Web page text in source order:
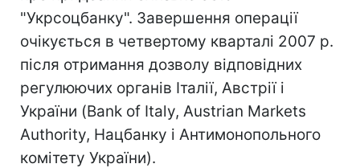
"Укрсоцбанку". Завершення операції
очікується в четвертому кварталі 2007 р.
після отримання дозволу відповідних
регулюючих органів Італії, Австрії і
України (Bank of Italy, Austrian Markets
Authority, Нацбанку і Антимонопольного
комітету України).